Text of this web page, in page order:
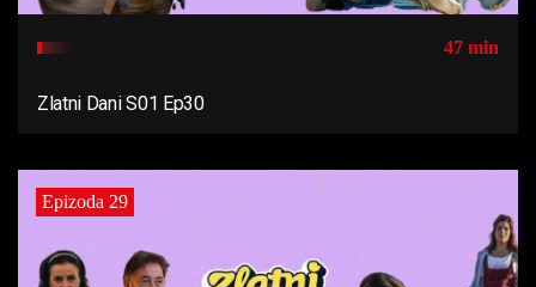
47 min
Zlatni Dani S01 Ep30
Epizoda 29